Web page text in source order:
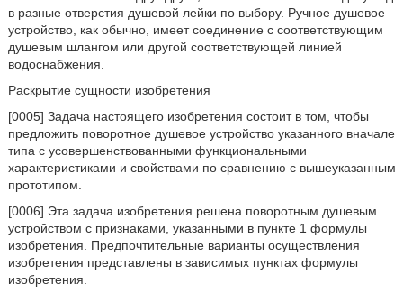
в разные отверстия душевой лейки по выбору. Ручное душевое
устройство, как обычно, имеет соединение с соответствующим
душевым шлангом или другой соответствующей линией
водоснабжения.
Раскрытие сущности изобретения
[0005] Задача настоящего изобретения состоит в том, чтобы
предложить поворотное душевое устройство указанного вначале
типа с усовершенствованными функциональными
характеристиками и свойствами по сравнению с вышеуказанным
прототипом.
[0006] Эта задача изобретения решена поворотным душевым
устройством с признаками, указанными в пункте 1 формулы
изобретения. Предпочтительные варианты осуществления
изобретения представлены в зависимых пунктах формулы
изобретения.